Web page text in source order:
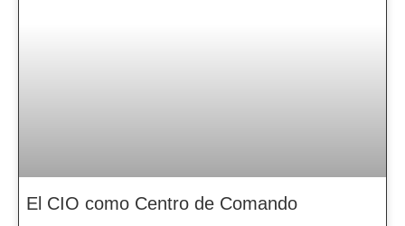
El CIO como Centro de Comando